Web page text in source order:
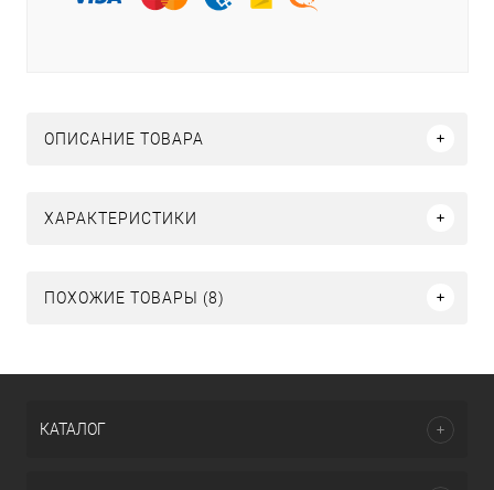
ОПИСАНИЕ ТОВАРА
ХАРАКТЕРИСТИКИ
ПОХОЖИЕ ТОВАРЫ (8)
КАТАЛОГ